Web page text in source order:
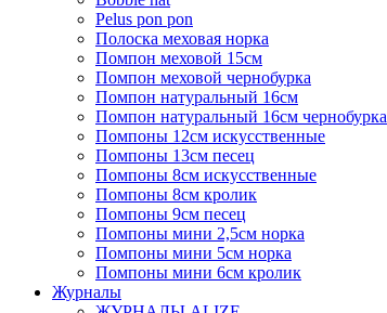
Pelus pon pon
Полоска меховая норка
Помпон меховой 15см
Помпон меховой чернобурка
Помпон натуральный 16см
Помпон натуральный 16см чернобурка
Помпоны 12см искусственные
Помпоны 13см песец
Помпоны 8см искусственные
Помпоны 8см кролик
Помпоны 9см песец
Помпоны мини 2,5см норка
Помпоны мини 5см норка
Помпоны мини 6см кролик
Журналы